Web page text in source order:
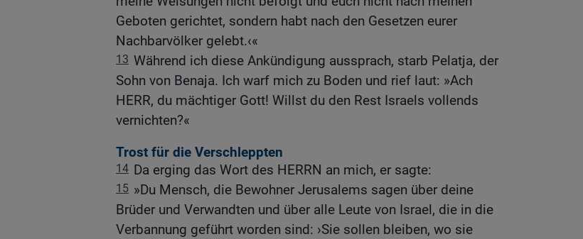
Geboten gerichtet, sondern habt nach den Gesetzen eurer
Nachbarvölker gelebt.‹«
13 Während ich diese Ankündigung aussprach, starb Pelatja, der
Sohn von Benaja. Ich warf mich zu Boden und rief laut: »Ach
HERR, du mächtiger Gott! Willst du den Rest Israels vollends
vernichten?«
Trost für die Verschleppten
14 Da erging das Wort des HERRN an mich, er sagte:
15 »Du Mensch, die Bewohner Jerusalems sagen über deine
Brüder und Verwandten und über alle Leute von Israel, die in die
Verbannung geführt worden sind: ›Sie sollen bleiben, wo sie